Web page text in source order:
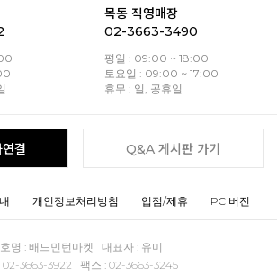
목동 직영매장
02-3663-3490
평일 : 09:00 ~ 18:00
토요일 : 09:00 ~ 17:00
휴무 : 일, 공휴일
결 Q&A 게시판 가기
개인정보처리방침 입점/제휴 PC 버전
명 : 배드민턴마켓 대표자 : 유미
02-3663-3922 팩스 : 02-3663-3245